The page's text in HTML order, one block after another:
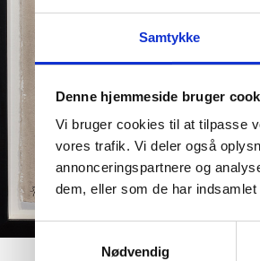
Samtykke
Denne hjemmeside bruger
Vi bruger cookies til at tilpasse
vores trafik. Vi deler også
annonceringspartnere og
dem, eller som de har
Nødvendig